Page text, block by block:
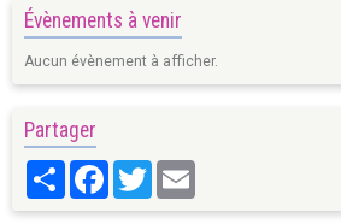
Évènements à venir
Aucun évènement à afficher.
Partager
PartagerFacebookTwitter